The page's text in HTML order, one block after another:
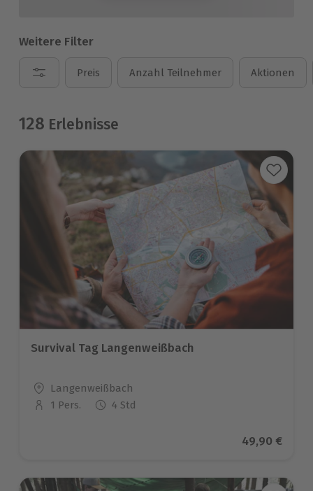
Weitere Filter
Preis Anzahl Teilnehmer Aktionen
128 Erlebnisse
Survival Tag Langenweißbach
Standort
Langenweißbach
Anzahl der Teilnehmer
1 Pers. 4 Std
Aktueller
49,90 €